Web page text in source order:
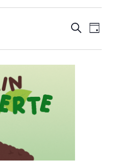
et
Recherche
de
Jour